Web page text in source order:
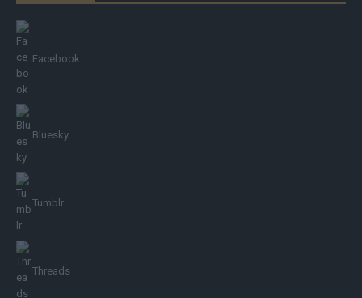
Facebook
Bluesky
Tumblr
Threads